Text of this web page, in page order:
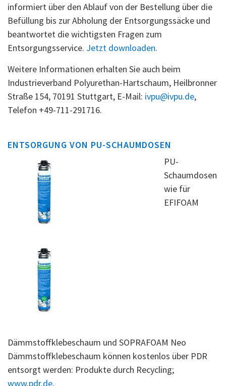
informiert über den Ablauf von der Bestellung über die
Befüllung bis zur Abholung der Entsorgungssäcke und
beantwortet die wichtigsten Fragen zum
Entsorgungsservice. Jetzt downloaden.
Weitere Informationen erhalten Sie auch beim
Industrieverband Polyurethan-Hartschaum, Heilbronner
Straße 154, 70191 Stuttgart, E-Mail: ivpu@ivpu.de,
Telefon +49-711-291716.
ENTSORGUNG VON PU-SCHAUMDOSEN
PU-
Schaumdosen
wie für
EFIFOAM
Dämmstoffklebeschaum und SOPRAFOAM Neo
Dämmstoffklebeschaum können kostenlos über PDR
entsorgt werden: Produkte durch Recycling;
www.pdr.de.